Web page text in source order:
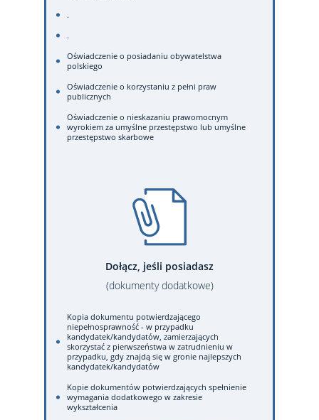
.
.
Oświadczenie o posiadaniu obywatelstwa
polskiego
Oświadczenie o korzystaniu z pełni praw
publicznych
Oświadczenie o nieskazaniu prawomocnym
wyrokiem za umyślne przestępstwo lub umyślne
przestępstwo skarbowe
Dołącz, jeśli posiadasz
(dokumenty dodatkowe)
Kopia dokumentu potwierdzającego
niepełnosprawność - w przypadku
kandydatek/kandydatów, zamierzających
skorzystać z pierwszeństwa w zatrudnieniu w
przypadku, gdy znajdą się w gronie najlepszych
kandydatek/kandydatów
Kopie dokumentów potwierdzających spełnienie
wymagania dodatkowego w zakresie
wykształcenia